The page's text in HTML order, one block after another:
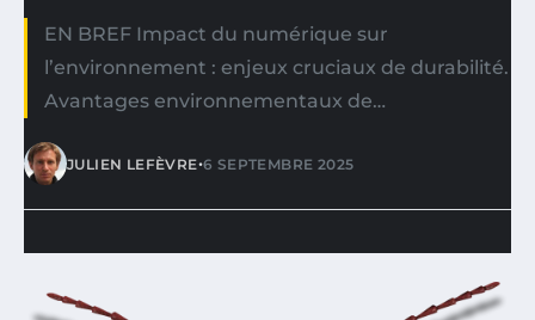
EN BREF Impact du numérique sur
l’environnement : enjeux cruciaux de durabilité.
Avantages environnementaux de…
JULIEN LEFÈVRE•6 SEPTEMBRE 2025